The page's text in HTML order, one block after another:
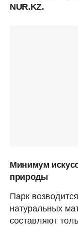
NUR.KZ.
Минимум
природы
Парк
натуральных
составляют